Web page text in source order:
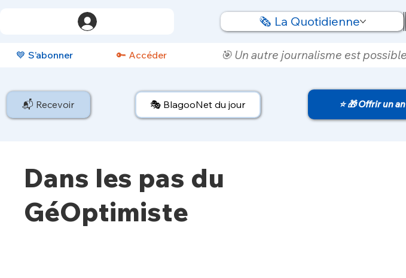
🗞️ La Quotidienne
💙 S’abonner 🔑 Accéder 🎯 Un autre journalisme est
📬 Recevoir 🎭 BlagooNet du jour ⭐ 🎁 Offrir un
Dans les pas du
GéOptimiste